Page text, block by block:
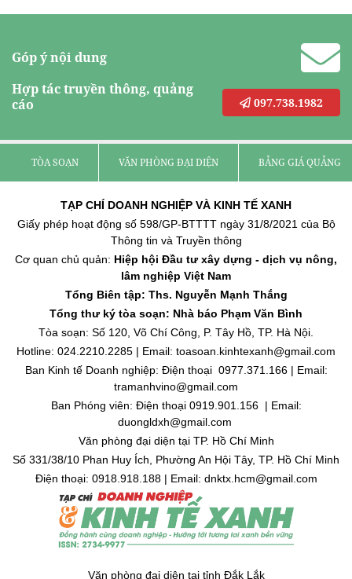
Góp ý nội dung
Hợp tác truyền thông, quảng
cáo
097.738.1982
TÒA SOẠN VĂN PHÒNG ĐẠI DIỆN BẢNG GIÁ QUẢNG
TẠP CHÍ DOANH NGHIỆP VÀ KINH TẾ XANH
Giấy phép hoạt động số 598/GP-BTTTT ngày 31/8/2021 của Bộ
Thông tin và Truyền thông
Cơ quan chủ quản: Hiệp hội Đầu tư xây dựng - dịch vụ nông,
lâm nghiệp Việt Nam
Tổng Biên tập: Ths. Nguyễn Mạnh Thắng
Tổng thư ký tòa soạn: Nhà báo Phạm Văn Bình
Tòa soạn: Số 120, Võ Chí Công, P. Tây Hồ, TP. Hà Nội.
Hotline: 024.2210.2285 | Email: toasoan.kinhtexanh@gmail.com
Ban Kinh tế Doanh nghiệp: Điện thoại 0977.371.166 | Email:
tramanhvino@gmail.com
Ban Phóng viên: Điện thoại 0919.901.156 | Email:
duongldxh@gmail.com
Văn phòng đại diện tại TP. Hồ Chí Minh
Số 331/38/10 Phan Huy Ích, Phường An Hội Tây, TP. Hồ Chí Minh
Điện thoại: 0918.918.188 | Email: dnktx.hcm@gmail.com
Văn phòng đại diện tại tỉnh Đắk Lắk